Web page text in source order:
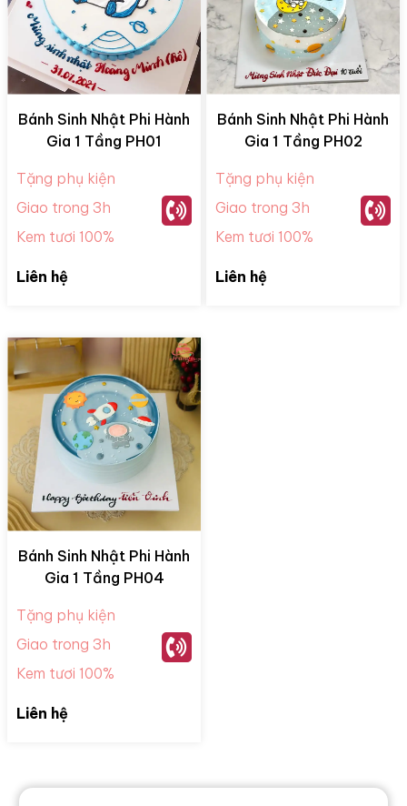
Bánh Sinh Nhật Phi Hành
Gia 1 Tầng PH01
Tặng phụ kiện
Giao trong 3h
Kem tươi 100%
Liên hệ
Bánh Sinh Nhật Phi Hành
Gia 1 Tầng PH02
Tặng phụ kiện
Giao trong 3h
Kem tươi 100%
Liên hệ
Bánh Sinh Nhật Phi Hành
Gia 1 Tầng PH04
Tặng phụ kiện
Giao trong 3h
Kem tươi 100%
Liên hệ